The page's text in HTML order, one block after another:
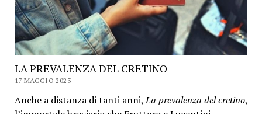
LA PREVALENZA DEL CRETINO
17 MAGGIO 2023
Anche a distanza di tanti anni,La prevalenza del cretino,